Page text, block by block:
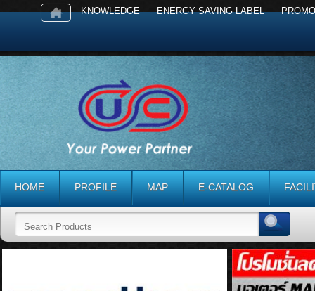
KNOWLEDGE ENERGY SAVING LABEL
HOME PROFILE MAP E-CATALOG